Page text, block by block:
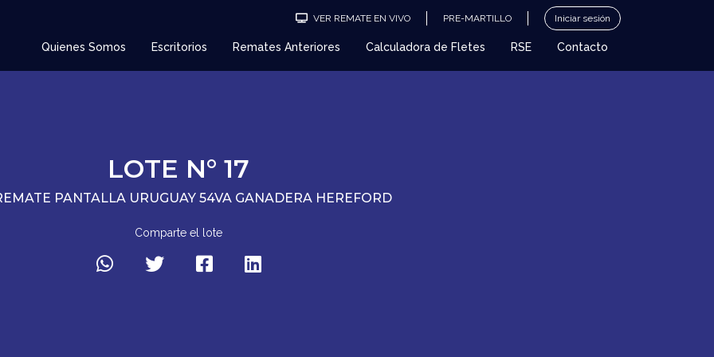
VER REMATE EN VIVO PRE-MARTILLO Iniciar sesión
Quienes Somos Escritorios Remates Anteriores Calculadora de Fletes RSE Contacto
LOTE N° 17
PANTALLA URUGUAY 54VA GANADERA HEREFORD
Comparte el lote